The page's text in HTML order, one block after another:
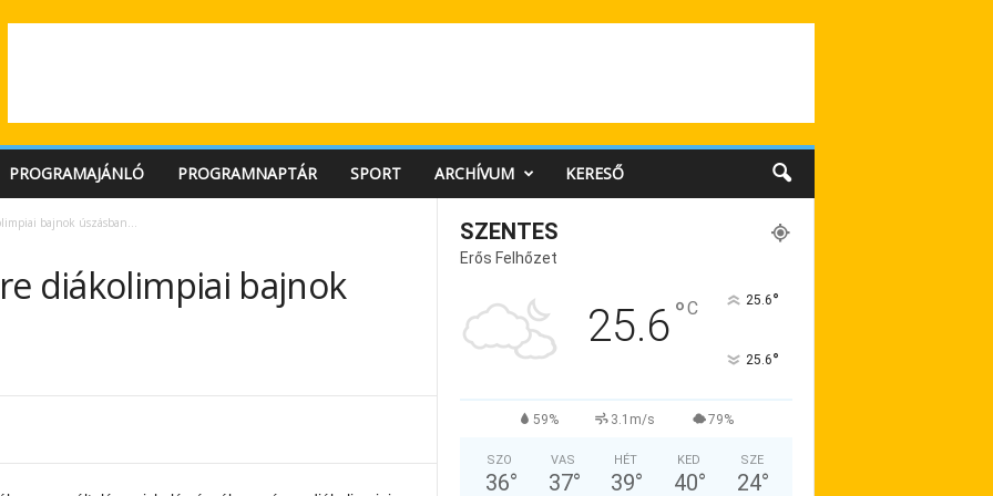
PROGRAMAJÁNLÓ PROGRAMNAPTÁR SPORT ARCHÍVUM KERESŐ
bajnok úszásban…
diákolimpiai bajnok
SZENTES
Erős Felhőzet
25.6°C 25.6°
25.6°
59% 3.1m/s 79%
SZO
36°
VAS
37°
HÉT
39°
KED
40°
SZE
24°